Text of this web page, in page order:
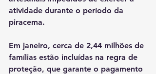
atividade durante o período da
piracema.
Em janeiro, cerca de 2,44 milhões de
famílias estão incluídas na regra de
proteção, que garante o pagamento